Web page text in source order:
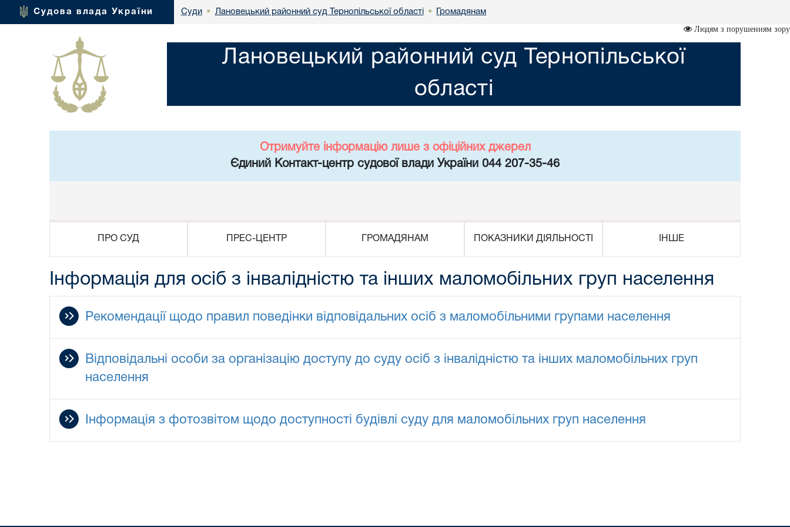
Судова влада України Суди • Лановецький районний суд Тернопільської області • Громадянам
Людям з порушенням зору
Лановецький районний суд Тернопільської
області
Отримуйте інформацію лише з офіційних джерел
Єдиний Контакт-центр судової влади України 044 207-35-46
ПРО СУД ПРЕС-ЦЕНТР ГРОМАДЯНАМ ПОКАЗНИКИ ДІЯЛЬНОСТІ ІНШЕ
Інформація для осіб з інвалідністю та інших маломобільних груп населення
Рекомендації щодо правил поведінки відповідальних осіб з маломобільними групами населення
Відповідальні особи за організацію доступу до суду осіб з інвалідністю та інших маломобільних груп
населення
Інформація з фотозвітом щодо доступності будівлі суду для маломобільних груп населення